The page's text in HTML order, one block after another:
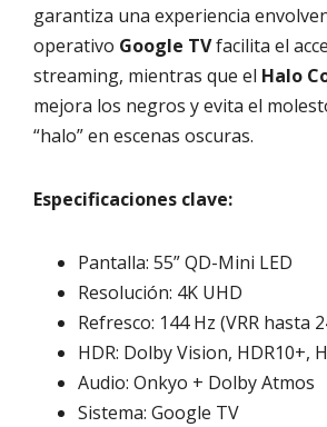
garantiza una experiencia
operativo Google TVfacilita el
streaming, mientras que el Halo
mejora los negros y evita el
“halo” en escenas oscuras.
Especificaciones clave:
Pantalla: 55” QD-Mini LED
Resolución: 4K UHD
Refresco: 144 Hz (VRR hasta
HDR: Dolby Vision, HDR10+,
Audio: Onkyo + Dolby Atmos
Sistema: Google TV